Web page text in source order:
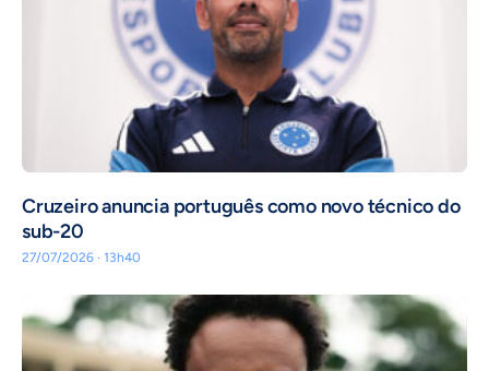
Cruzeiro anuncia português como novo técnico do
sub-20
27/07/2026 · 13h40